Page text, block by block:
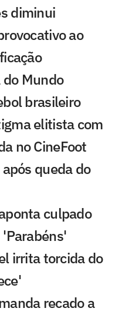
diminui
ao
Mundo
brasileiro
elitista com
no CineFoot
queda do
culpado
irrita torcida do
recado a